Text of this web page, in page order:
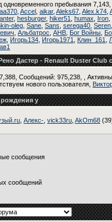
одновременного пребывания
Accel aikar, Aleks67 Alex.k74
, hesburger, hiker51 humax Iron
oleg Sane Sans serega40 Seren
Альбатрос АНВ Бог Войны
Игорь134 Игорь1971 Клин_161
Дастер - Renault Duster Club
Сообщений: 975,238, ,
нового пользователя,
у
Алекс- vick33ru AkOm68
сообщения
сообщений